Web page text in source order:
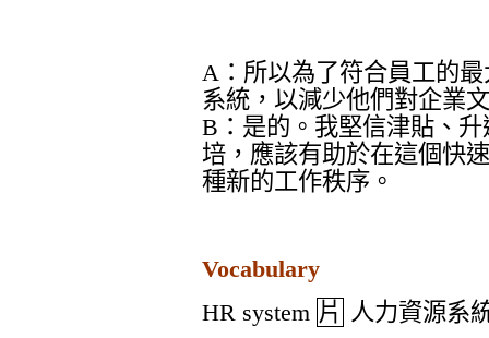
A ：所以為了符合員工的
系統，以減少他們對企業
B ：是的。我堅信津貼、
培，應該有助於在這個快
種新的工作秩序。
Vocabulary
HR system 片 人力資源系